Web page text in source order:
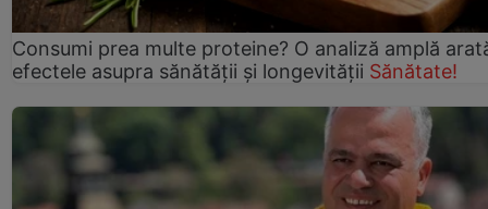
Consumi prea multe proteine? O analiză amplă
efectele asupra sănătății și longevității Sănătate!